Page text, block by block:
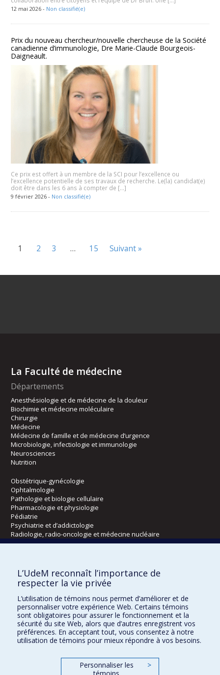
12 mai 2026 - Non classifié(e)
Prix du nouveau chercheur/nouvelle chercheuse de la Société
canadienne d’immunologie, Dre Marie-Claude Bourgeois-
Daigneault.
Ce prix est offert à un membre de la SCI pour l’excellence ou
l’excellence potentielle de ses travaux de recherche. Le(la) candidat(e)
doit être dans les 6 ans à compter de […]
9 février 2026 - Non classifié(e)
1 2 3 … 15 Suivant »
La Faculté de médecine
Départements
Anesthésiologie et de médecine de la douleur
Biochimie et médecine moléculaire
Chirurgie
Médecine
Médecine de famille et de médecine d’urgence
Microbiologie, infectiologie et immunologie
Neurosciences
Nutrition
Obstétrique-gynécologie
Ophtalmologie
Pathologie et biologie cellulaire
Pharmacologie et physiologie
Pédiatrie
Psychiatrie et d’addictologie
Radiologie, radio-oncologie et médecine nucléaire
Écoles
Kinésiologie et des sciences de l’activité physique
Orthophonie et audiologie
Réadaptation
Directions
DPC
CPASS
L’UdeM reconnaît l’importance de
respecter la vie privée
L’utilisation de témoins nous permet d’améliorer et de
personnaliser votre expérience Web. Certains témoins
sont obligatoires pour assurer le fonctionnement et la
sécurité du site Web, alors que d’autres enregistrent vos
préférences. En acceptant tout, vous consentez à notre
utilisation de témoins pour mieux répondre à vos besoins.
Personnaliser les
>